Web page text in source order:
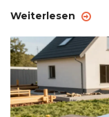
Weiterlesen